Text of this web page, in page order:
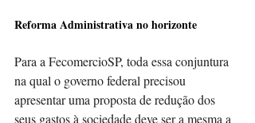
Reforma Administrativa no horizonte
Para a FecomercioSP, toda essa conjuntura
na qual o governo federal precisou
apresentar uma proposta de redução dos
seus gastos à sociedade deve ser a mesma a